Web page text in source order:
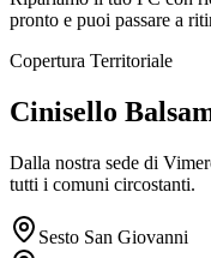
pronto e puoi passare a
Copertura Territoriale
Cinisello
Dalla nostra sede di
tutti i comuni circostanti.
Sesto San Giovanni